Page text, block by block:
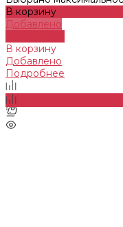
В корзину
Добавлено
В корзину
Добавлено
Подробнее